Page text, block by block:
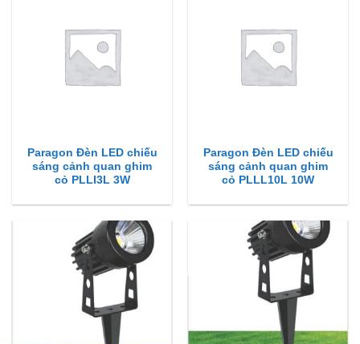
Paragon Đèn LED chiếu
sáng cảnh quan ghim
cỏ PLLI3L 3W
Paragon Đèn LED chiếu
sáng cảnh quan ghim
cỏ PLLL10L 10W